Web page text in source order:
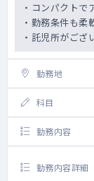
・コンパクトで
・勤務条件も柔
・託児所がござ
勤務地
科目
勤務内容
勤務内容詳細